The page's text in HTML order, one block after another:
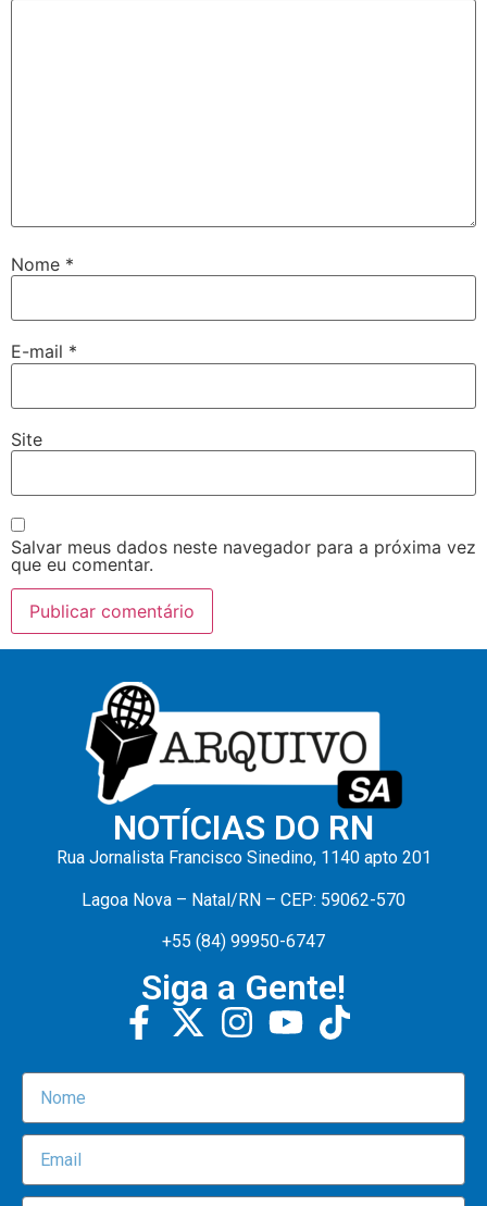
Nome *
E-mail *
Site
Salvar meus dados neste navegador para a próxima vez
que eu comentar.
NOTÍCIAS DO RN
Rua Jornalista Francisco Sinedino, 1140 apto 201
Lagoa Nova – Natal/RN – CEP: 59062-570
+55 (84) 99950-6747
Siga a Gente!